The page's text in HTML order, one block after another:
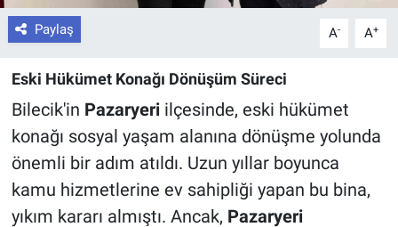
Paylaş A- A+
Eski Hükümet Konağı Dönüşüm Süreci
Bilecik'in Pazaryeriilçesinde, eski hükümet
konağı sosyal yaşam alanına dönüşme yolunda
önemli bir adım atıldı. Uzun yıllar boyunca
kamu hizmetlerine ev sahipliği yapan bu bina,
yıkım kararı almıştı. Ancak, Pazaryeri